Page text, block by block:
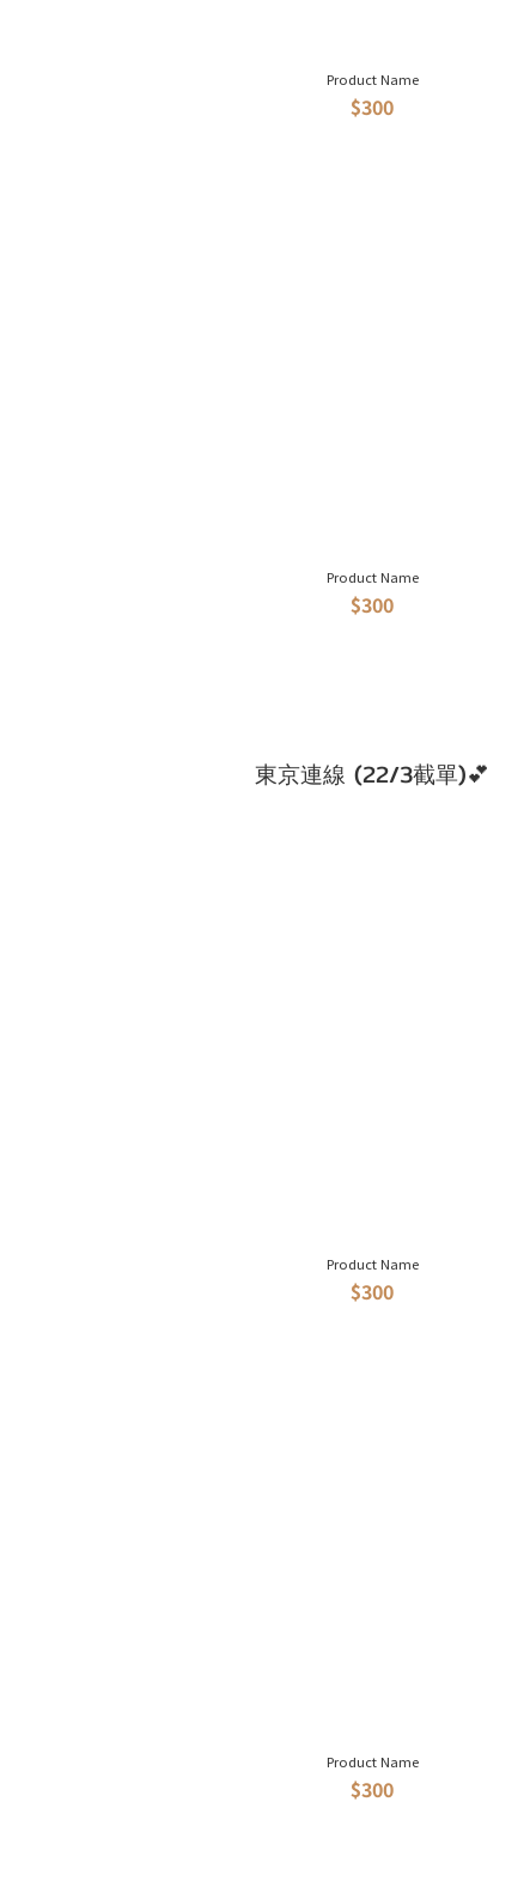
Product Name
$300
Product Name
$300
東京連線 (22/3截單)💕
Product Name
$300
Product Name
$300